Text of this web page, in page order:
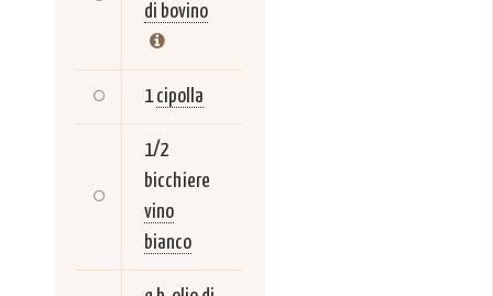
di bovino
1 cipolla
1/2
bicchiere
vino
bianco